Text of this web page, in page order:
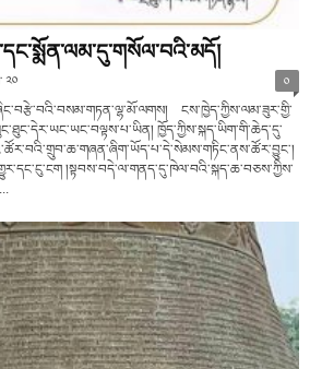
༢༠ ༠
ངས་ཁྱེད་ཀྱིས་ལམ་ཟུར་གྱི་
ཁྱོད་ཀྱིས་སྐད་ཡིག་གི་ཆེད་དུ་
།སྟབས་བདེ་ལ་གནད་དུ་ཁེལ་བའི་སྐད་ཆ་བཅས་ཀྱིས་